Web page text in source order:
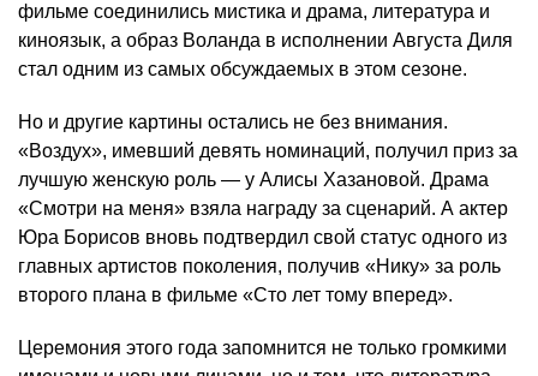
фильме соединились мистика и драма, литература и
киноязык, а образ Воланда в исполнении Августа Диля
стал одним из самых обсуждаемых в этом сезоне.
Но и другие картины остались не без внимания.
«Воздух», имевший девять номинаций, получил приз за
лучшую женскую роль — у Алисы Хазановой. Драма
«Смотри на меня» взяла награду за сценарий. А актер
Юра Борисов вновь подтвердил свой статус одного из
главных артистов поколения, получив «Нику» за роль
второго плана в фильме «Сто лет тому вперед».
Церемония этого года запомнится не только громкими